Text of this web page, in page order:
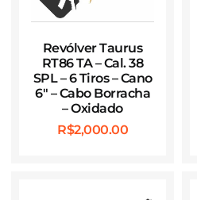
Revólver Taurus
RT86 TA – Cal. 38
SPL – 6 Tiros – Cano
6″ – Cabo Borracha
– Oxidado
R$2,000.00